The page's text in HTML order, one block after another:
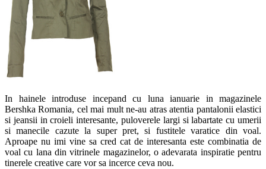
In hainele introduse incepand cu luna ianuarie in magazinele
Bershka Romania, cel mai mult ne-au atras atentia pantalonii elastici
si jeansii in croieli interesante, puloverele largi si labartate cu umerii
si manecile cazute la super pret, si fustitele varatice din voal.
Aproape nu imi vine sa cred cat de interesanta este combinatia de
voal cu lana din vitrinele magazinelor, o adevarata inspiratie pentru
tinerele creative care vor sa incerce ceva nou.